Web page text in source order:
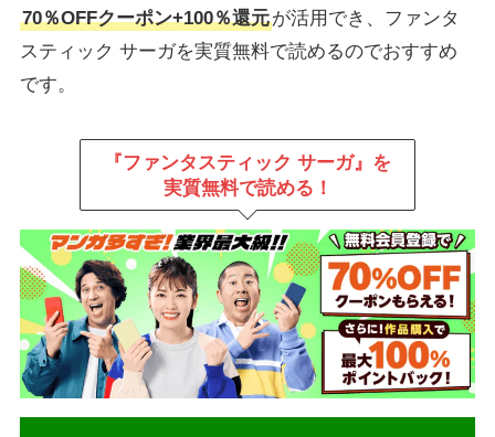
70％OFFクーポン+100％還元が活用でき、ファンタ
スティック サーガを実質無料で読めるのでおすすめ
です。
『ファンタスティック サーガ』を
実質無料で読める！